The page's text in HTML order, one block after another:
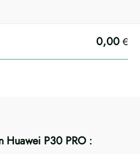
0,00 €
Huawei P30 PRO :